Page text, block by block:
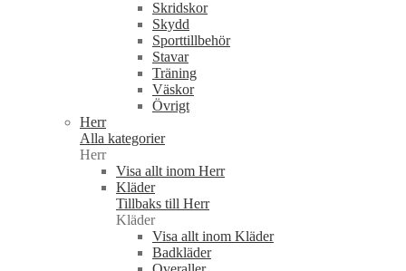
Skridskor
Skydd
Sporttillbehör
Stavar
Träning
Väskor
Övrigt
Herr
Alla kategorier
Herr
Visa allt inom Herr
Kläder
Tillbaks till Herr
Kläder
Visa allt inom Kläder
Badkläder